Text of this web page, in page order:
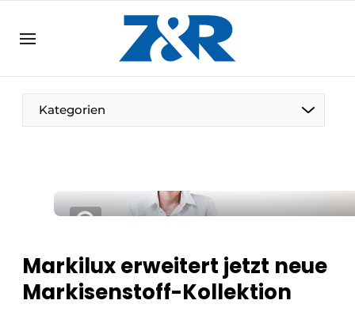
DE EN
DE
Kategorien
Markilux erweitert jetzt neue
Markisenstoff-Kollektion